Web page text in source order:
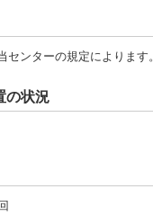
ンターの規定によります。
の状況